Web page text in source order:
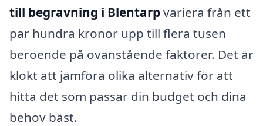
till begravning i Blentarpvariera från ett
par hundra kronor upp till flera tusen
beroende på ovanstående faktorer. Det är
klokt att jämföra olika alternativ för att
hitta det som passar din budget och dina
behov bäst.